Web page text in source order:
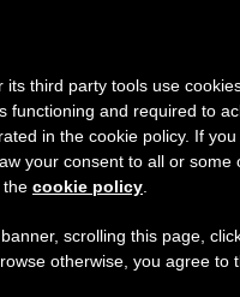
julio al 7 de agosto
que en el
informaciones y
its third party tools use
functioning and required to
in the cookie policy. If
your consent to all or some
the cookie policy
scrolling this page,
otherwise, you agree to